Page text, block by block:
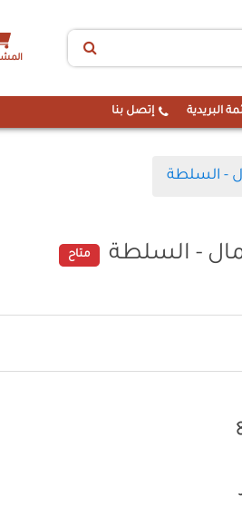
البريدية إتصل بنا
- السلطة
- السلطة متاح